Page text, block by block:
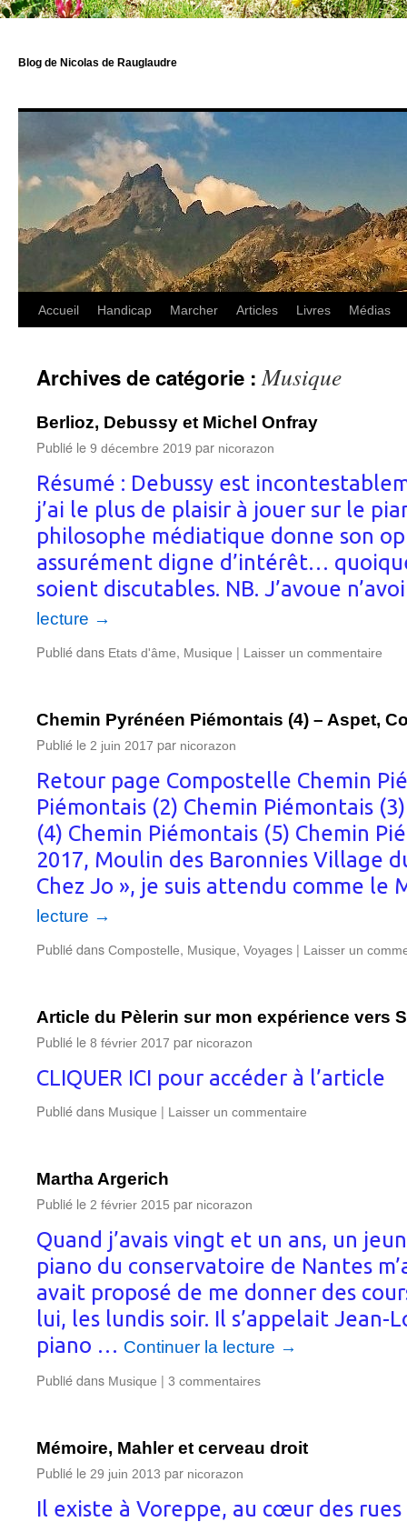
Blog de Nicolas de Rauglaudre
Accueil Handicap Marcher Articles Livres Médias
Archives de catégorie :Musique
Berlioz, Debussy et Michel Onfray
Publié le 9 décembre 2019 par nicorazon
Résumé : Debussy est
j’ai le plus de plaisir à jouer sur le
philosophe médiatique donne son
assurément digne d’intérêt…
soient discutables. NB. J’avoue
lecture →
Publié dans Etats d'âme, Musique | Laisser un commentaire
Chemin Pyrénéen Piémontais (4) – Aspet,
Publié le 2 juin 2017 par nicorazon
Retour page Compostelle Chemin
Piémontais (2) Chemin Piémontais
(4) Chemin Piémontais (5) Chemin
2017, Moulin des Baronnies Village
Chez Jo », je suis attendu comme le
lecture →
Publié dans Compostelle, Musique, Voyages | Laisser un
Article du Pèlerin sur mon expérience vers
Publié le 8 février 2017 par nicorazon
CLIQUER ICI pour accéder à l’article
Publié dans Musique | Laisser un commentaire
Martha Argerich
Publié le 2 février 2015 par nicorazon
Quand j’avais vingt et un ans, un
piano du conservatoire de Nantes
avait proposé de me donner des
lui, les lundis soir. Il s’appelait Jean-
piano … Continuer la lecture →
Publié dans Musique | 3 commentaires
Mémoire, Mahler et cerveau droit
Publié le 29 juin 2013 par nicorazon
Il existe à Voreppe, au cœur des